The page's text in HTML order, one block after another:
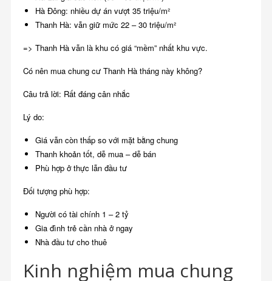
Hà Đông: nhiều dự án vượt 35 triệu/m²
Thanh Hà: vẫn giữ mức 22 – 30 triệu/m²
=> Thanh Hà vẫn là khu có giá “mềm” nhất khu vực.
Có nên mua chung cư Thanh Hà tháng này không?
Câu trả lời: Rất đáng cân nhắc
Lý do:
Giá vẫn còn thấp so với mặt bằng chung
Thanh khoản tốt, dễ mua – dễ bán
Phù hợp ở thực lẫn đầu tư
Đối tượng phù hợp:
Người có tài chính 1 – 2 tỷ
Gia đình trẻ cần nhà ở ngay
Nhà đầu tư cho thuê
Kinh nghiệm mua chung